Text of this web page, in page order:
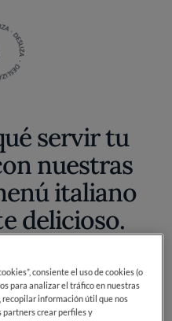
servir tu
nuestras
italiano
delicioso.
uno de los
y
consiente el uso de cookies (o
para analizar el tráfico en nuestras
recopilar información útil que nos
partners crear perfiles y